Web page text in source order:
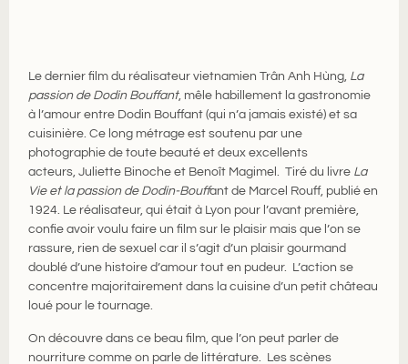
Le dernier film du réalisateur vietnamien Trân Anh Hùng, La
passion de Dodin Bouffant, mêle habillement la gastronomie
à l’amour entre Dodin Bouffant (qui n’a jamais existé) et sa
cuisinière. Ce long métrage est soutenu par une
photographie de toute beauté et deux excellents
acteurs, Juliette Binoche et Benoît Magimel. Tiré du livre La
Vie et la passion de Dodin-Bouffant de Marcel Rouff, publié en
1924. Le réalisateur, qui était à Lyon pour l’avant première,
confie avoir voulu faire un film sur le plaisir mais que l’on se
rassure, rien de sexuel car il s’agit d’un plaisir gourmand
doublé d’une histoire d’amour tout en pudeur. L’action se
concentre majoritairement dans la cuisine d’un petit château
loué pour le tournage.
On découvre dans ce beau film, que l’on peut parler de
nourriture comme on parle de littérature. Les scènes